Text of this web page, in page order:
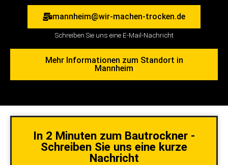
mannheim@wir-machen-trocken.de
Schreiben Sie uns eine E-Mail-Nachricht
Mehr Informationen zum Standort in
Mannheim
In 2 Minuten zum Bautrockner -
Schreiben Sie uns eine kurze
Nachricht